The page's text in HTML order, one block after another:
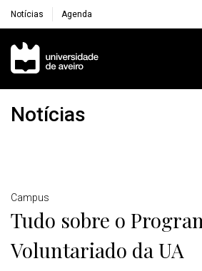
Notícias Agenda
Navegação Principal
Notícias
Detalhes
Campus
Tudo sobre o
Voluntariado da UA